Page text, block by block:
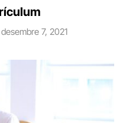
desembre 7, 2021